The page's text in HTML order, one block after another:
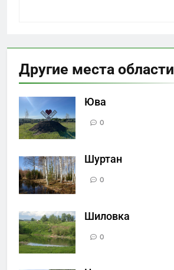
Другие места области
Юва
0
Шуртан
0
Шиловка
0